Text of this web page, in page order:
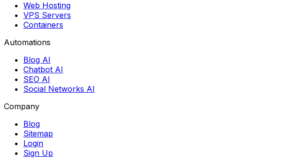
Web Hosting
VPS Servers
Containers
Automations
Blog AI
Chatbot AI
SEO AI
Social Networks AI
Company
Blog
Sitemap
Login
Sign Up